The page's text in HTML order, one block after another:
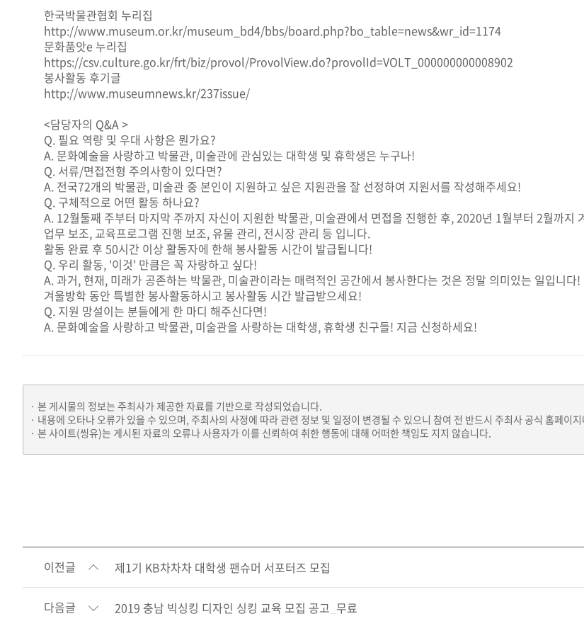
한국박물관협회 누리집
http://www.museum.or.kr/museum_bd4/bbs/board.php?bo_table=news&wr_id=1174
문화품앗e 누리집
https://csv.culture.go.kr/frt/biz/provol/ProvolView.do?provolId=VOLT_000000000008902
봉사활동 후기글
http://www.museumnews.kr/237issue/
<담당자의 Q&A >
Q. 필요 역량 및 우대 사항은 뭔가요?
A. 문화예술을 사랑하고 박물관, 미술관에 관심있는 대학생 및 휴학생은 누구나!
Q. 서류/면접전형 주의사항이 있다면?
A. 전국72개의 박물관, 미술관 중 본인이 지원하고 싶은 지원관을 잘 선정하여 지원서를 작성해주세요!
Q. 구체적으로 어떤 활동 하나요?
A. 12월둘째 주부터 마지막 주까지 자신이 지원한 박물관, 미술관에서 면접을 진행한 후, 2020년 1월부터 2월까지
업무 보조, 교육프로그램 진행 보조, 유물 관리, 전시장 관리 등 입니다.
활동 완료 후 50시간 이상 활동자에 한해 봉사활동 시간이 발급됩니다!
Q. 우리 활동, '이것' 만큼은 꼭 자랑하고 싶다!
A. 과거, 현재, 미래가 공존하는 박물관, 미술관이라는 매력적인 공간에서 봉사한다는 것은 정말 의미있는 일입니다!
겨울방학 동안 특별한 봉사활동하시고 봉사활동 시간 발급받으세요!
Q. 지원 망설이는 분들에게 한 마디 해주신다면!
A. 문화예술을 사랑하고 박물관, 미술관을 사랑하는 대학생, 휴학생 친구들! 지금 신청하세요!
본 게시물의 정보는 주최사가 제공한 자료를 기반으로 작성되었습니다.
내용에 오타나 오류가 있을 수 있으며, 주최사의 사정에 따라 관련 정보 및 일정이 변경될 수 있으니 참여 전 반드시 주최사 공식 홈페이
본 사이트(씽유)는 게시된 자료의 오류나 사용자가 이를 신뢰하여 취한 행동에 대해 어떠한 책임도 지지 않습니다.
이전글 제1기 KB차차차 대학생 팬슈머 서포터즈 모집
다음글 2019 충남 빅싱킹 디자인 싱킹 교육 모집 공고_무료